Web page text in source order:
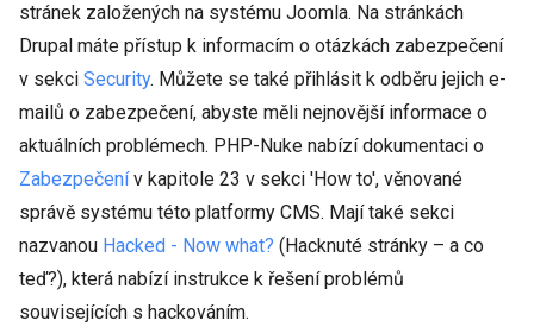
stránek založených na systému Joomla. Na stránkách
Drupal máte přístup k informacím o otázkách zabezpečení
v sekci Security. Můžete se také přihlásit k odběru jejich e-
mailů o zabezpečení, abyste měli nejnovější informace o
aktuálních problémech. PHP-Nuke nabízí dokumentaci o
Zabezpečenív kapitole 23 v sekci 'How to', věnované
správě systému této platformy CMS. Mají také sekci
nazvanou Hacked - Now what? (Hacknuté stránky – a co
teď?), která nabízí instrukce k řešení problémů
souvisejících s hackováním.